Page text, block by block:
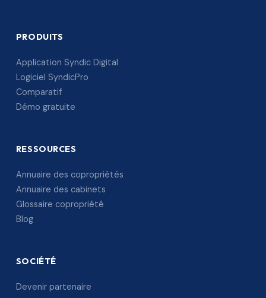
PRODUITS
Application Syndic Digital
Logiciel SyndicPro
Comparatif
Démo gratuite
RESSOURCES
Annuaire des copropriétés
Annuaire des cabinets
Glossaire copropriété
Blog
SOCIÉTÉ
Devenir partenaire